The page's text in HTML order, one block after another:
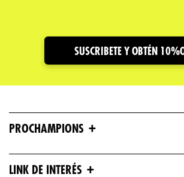
SUSCRIBETE Y OBTÉN
PROCHAMPIONS +
LINK DE INTERÉS +